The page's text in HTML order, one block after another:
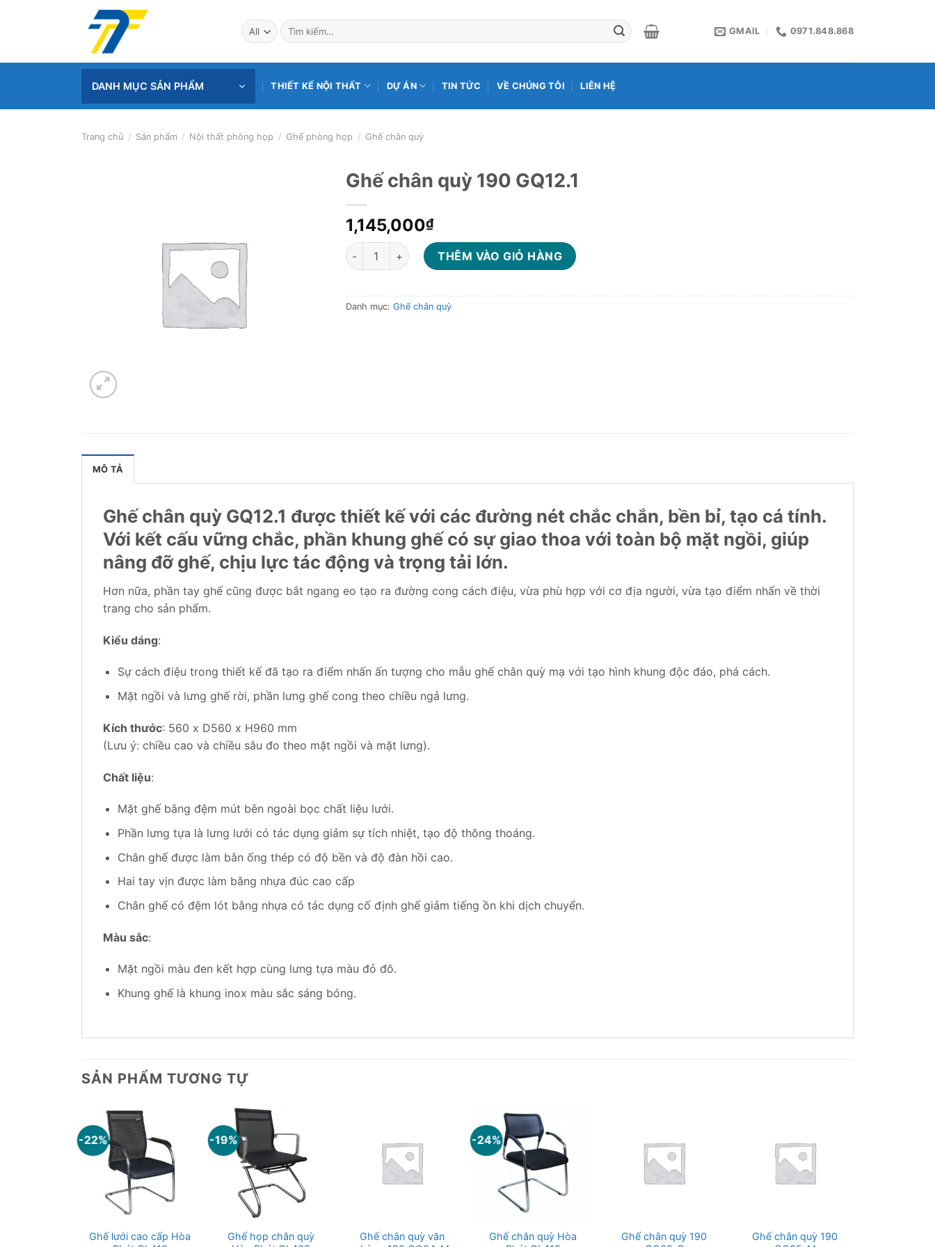
Tìm
kiếm:
GMAIL 0971.848.868
DANH MỤC SẢN PHẨM THIẾT KẾ NỘI THẤT DỰ ÁN TIN TỨC VỀ CHÚNG TÔI LIÊN HỆ
Trang chủ / Sản phẩm / Nội thất phòng họp / Ghế phòng họp / Ghế chân quỳ
Ghế chân quỳ 190 GQ12.1
1,145,000₫
Ghế chân quỳ 190 GQ12.1 số lượng
THÊM VÀO GIỎ HÀNG
Danh mục: Ghế chân quỳ
MÔ TẢ
Ghế chân quỳ GQ12.1 được thiết kế với các đường nét chắc chắn, bền bỉ, tạo cá tính.
Với kết cấu vững chắc, phần khung ghế có sự giao thoa với toàn bộ mặt ngồi, giúp
nâng đỡ ghế, chịu lực tác động và trọng tải lớn.
Hơn nữa, phần tay ghế cũng được bắt ngang eo tạo ra đường cong cách điệu, vừa phù hợp với cơ địa người, vừa tạo điểm nhấn về thời
trang cho sản phẩm.
Kiểu dáng:
Sự cách điệu trong thiết kế đã tạo ra điểm nhấn ấn tượng cho mẫu ghế chân quỳ mạ với tạo hình khung độc đáo, phá cách.
Mặt ngồi và lưng ghế rời, phần lưng ghế cong theo chiều ngả lưng.
Kích thước: 560 x D560 x H960 mm
(Lưu ý: chiều cao và chiều sâu đo theo mặt ngồi và mặt lưng).
Chất liệu:
Mặt ghế bằng đệm mút bên ngoài bọc chất liệu lưới.
Phần lưng tựa là lưng lưới có tác dụng giảm sự tích nhiệt, tạo độ thông thoáng.
Chân ghế được làm bằn ống thép có độ bền và độ đàn hồi cao.
Hai tay vịn được làm bằng nhựa đúc cao cấp
Chân ghế có đệm lót bằng nhựa có tác dụng cố định ghế giảm tiếng ồn khi dịch chuyển.
Màu sắc:
Mặt ngồi màu đen kết hợp cùng lưng tựa màu đỏ đô.
Khung ghế là khung inox màu sắc sáng bóng.
SẢN PHẨM TƯƠNG TỰ
-22%
Ghế lưới cao cấp Hòa
-19%
Ghế họp chân quỳ
Ghế chân quỳ văn
-24%
Ghế chân quỳ Hòa
Ghế chân quỳ 190
Ghế chân quỳ 190